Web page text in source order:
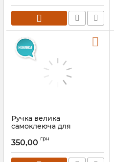
Ручка велика
самоклеюча для
(вітрини) з рівним склом
350,00 грн